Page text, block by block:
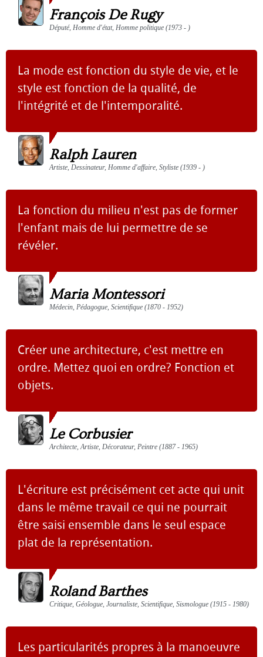
François De Rugy
Député, Homme d'état, Homme politique (1973 - )
La mode est fonction du style de vie, et le
style est fonction de la qualité, de
l'intégrité et de l'intemporalité.
Ralph Lauren
Artiste, Dessinateur, Homme d'affaire, Styliste (1939 - )
La fonction du milieu n'est pas de former
l'enfant mais de lui permettre de se
révéler.
Maria Montessori
Médecin, Pédagogue, Scientifique (1870 - 1952)
Créer une architecture, c'est mettre en
ordre. Mettez quoi en ordre? Fonction et
objets.
Le Corbusier
Architecte, Artiste, Décorateur, Peintre (1887 - 1965)
L'écriture est précisément cet acte qui unit
dans le même travail ce qui ne pourrait
être saisi ensemble dans le seul espace
plat de la représentation.
Roland Barthes
Critique, Géologue, Journaliste, Scientifique, Sismologue (1915 - 1980)
Les particularités propres à la manoeuvre